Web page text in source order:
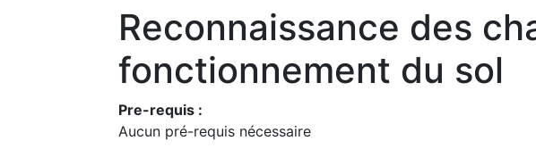
Reconnaissance des
fonctionnement du sol
Pre-requis :
Aucun pré-requis nécessaire